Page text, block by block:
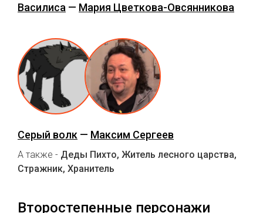
Василиса — Мария Цветкова-Овсянникова
Серый волк — Максим Сергеев
А также - Деды Пихто, Житель лесного царства,
Стражник, Хранитель
Второстепенные персонажи